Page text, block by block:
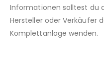
Informationen solltest du
Hersteller oder Verkäufer
Komplettanlage wenden.